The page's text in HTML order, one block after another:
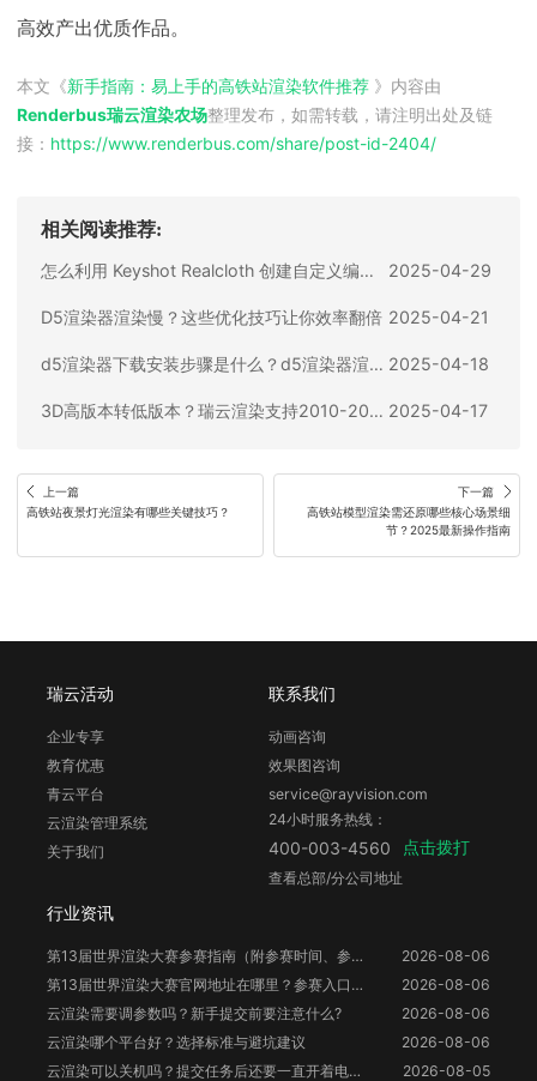
高效产出优质作品。
本文《新手指南：易上手的高铁站渲染软件推荐 》内容由
Renderbus瑞云渲染农场整理发布，如需转载，请注明出处及链
接： https://www.renderbus.com/share/post-id-2404/
相关阅读推荐:
怎么利用 Keyshot Realcloth 创建自定义编织图案？
2025-04-29
D5渲染器渲染慢？这些优化技巧让你效率翻倍 2025-04-21
d5渲染器下载安装步骤是什么？d5渲染器渲染慢怎么办？ 2025-04-18
3D高版本转低版本？瑞云渲染支持2010-2025版本一键转换 2025-04-17
上一篇
高铁站夜景灯光渲染有哪些关键技巧？
下一篇
高铁站模型渲染需还原哪些核心场景细
节？2025最新操作指南
瑞云活动
企业专享
教育优惠
青云平台
云渲染管理系统
关于我们
行业资讯
第13届世界渲染大赛参赛指南（附参赛时间、参赛要求、赛事奖励等）
2026-08-06
第13届世界渲染大赛官网地址在哪里？参赛入口与信息整理
2026-08-06
云渲染需要调参数吗？新手提交前要注意什么?
2026-08-06
云渲染哪个平台好？选择标准与避坑建议
2026-08-06
云渲染可以关机吗？提交任务后还要一直开着电脑吗？
2026-08-05
联系我们
动画咨询
效果图咨询
service@rayvision.com
24小时服务热线：
400-003-4560 点击拨打
查看总部/分公司地址